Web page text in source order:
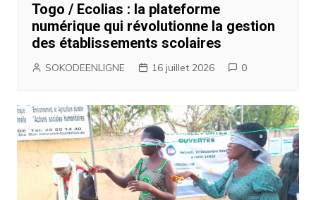
Togo / Ecolias : la plateforme
numérique qui révolutionne la gestion
des établissements scolaires
SOKODEENLIGNE 16 juillet 2026 0